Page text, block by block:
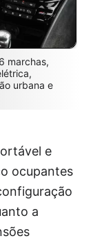
marchas,
urbana e
e
ocupantes
a